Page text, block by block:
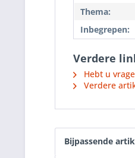
Thema:
Inbegrepen:
Verdere
Hebt u
Verdere
Bijpassende